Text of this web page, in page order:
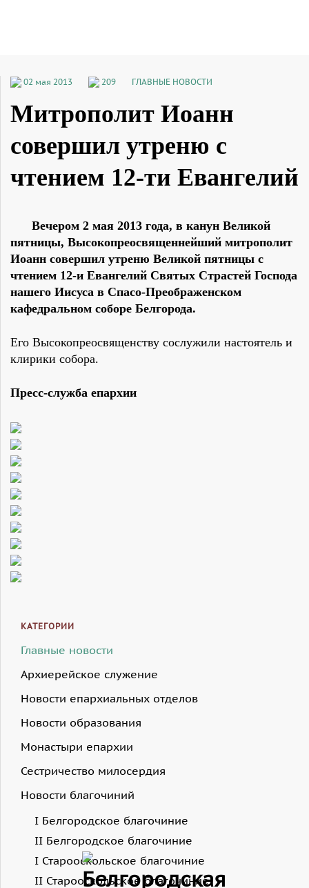
02 мая 2013 209 ГЛАВНЫЕ НОВОСТИ
Митрополит Иоанн
совершил утреню с
чтением 12-ти Евангелий
Вечером 2 мая 2013 года, в канун Великой
пятницы, Высокопреосвященнейший митрополит
Иоанн совершил утреню Великой пятницы с
чтением 12-и Евангелий Святых Страстей Господа
нашего Иисуса в Спасо-Преображенском
кафедральном соборе Белгорода.
Его Высокопреосвященству сослужили настоятель и
клирики собора.
Пресс-служба епархии
КАТЕГОРИИ
Главные новости
Архиерейское служение
Новости епархиальных отделов
Новости образования
Монастыри епархии
Сестричество милосердия
Новости благочиний
I Белгородское благочиние
II Белгородское благочиние
I Старооскольское благочиние
II Старооскольское благочиние